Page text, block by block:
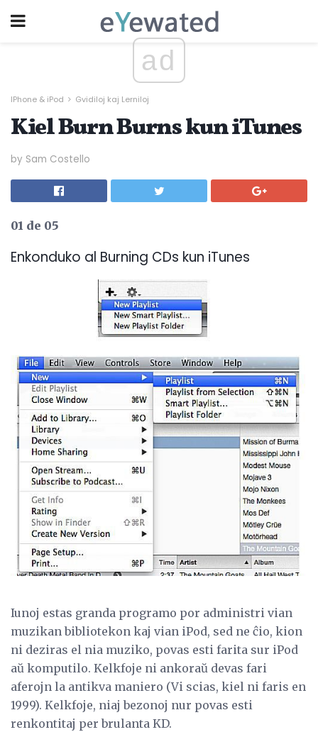
ad
IPhone & iPod Gvidiloj kaj Lerniloj
Kiel Burn Burns kun iTunes
by Sam Costello
01 de 05
Enkonduko al Burning CDs kun iTunes
Iunoj estas granda programo por administri vian
muzikan bibliotekon kaj vian iPod, sed ne ĉio, kion
ni deziras el nia muziko, povas esti farita sur iPod
aŭ komputilo. Kelkfoje ni ankoraŭ devas fari
aferojn la antikva maniero (Vi scias, kiel ni faris en
1999). Kelkfoje, niaj bezonoj nur povas esti
renkontitaj per brulanta KD.